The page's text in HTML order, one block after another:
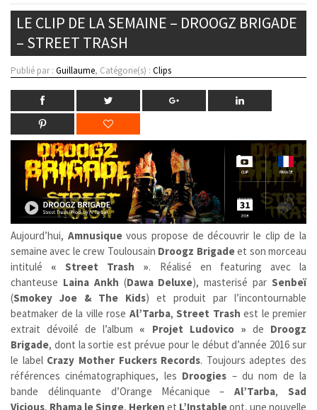
LE CLIP DE LA SEMAINE – DROOGZ BRIGADE
– STREET TRASH
Publié par : Guillaume, Catégorie(s) : Clips
Aujourd’hui, Amnusiquevous propose de découvrir le clip de la
semaine avec le crew Toulousain Droogz Brigadeet son morceau
intitulé « Street Trash ». Réalisé en featuring avec la
chanteuse Laina Ankh (Dawa Deluxe), masterisé parSenbeï
(Smokey Joe & The Kids) et produit par l’incontournable
beatmaker de la ville rose Al’Tarba, Street Trash est le premier
extrait dévoilé de l’album « Projet Ludovico » de Droogz
Brigade, dont la sortie est prévue pour le début d’année 2016 sur
le label Crazy Mother Fuckers Records. Toujours adeptes des
références cinématographiques, les Droogies – du nom de la
bande délinquante d’Orange Mécanique –Al’Tarba,Sad
Vicious, Rhama le Singe, Herken et L’Instableont, une nouvelle